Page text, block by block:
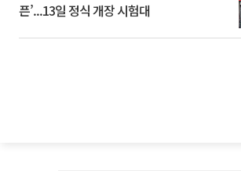
픈’...13일 정식 개장 시험대